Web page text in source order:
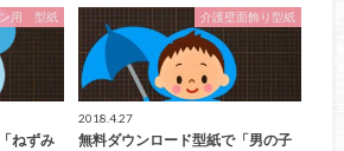
用 型紙
ねずみ
介護壁面飾り型紙
2018.4.27
無料ダウンロード型紙で「男の子